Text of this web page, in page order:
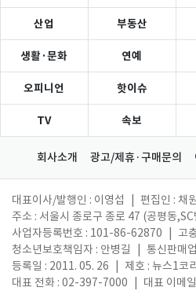
산업 부동산
생활·문화 연예
오피니언 핫이슈
TV 속보
회사소개 광고/제휴·구매문의
대표이사/발행인 : 이영섭 편집인 : 채
주소 : 서울시 종로구 종로 47 (공평동
사업자등록번호 : 101-86-62870
고
청소년보호책임자 : 안병길
통신판매
등록일 : 2011. 05. 26
제호 : 뉴스1코
대표 전화 : 02-397-7000
대표 이메